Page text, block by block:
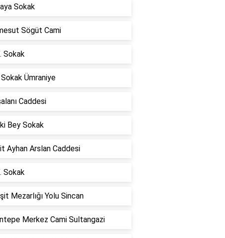
Sokak
Sögüt Cami
Sokak
Ümraniye
Caddesi
Bey Sokak
Ayhan Arslan Caddesi
Sokak
Mezarlığı Yolu Sincan
Merkez Cami Sultangazi